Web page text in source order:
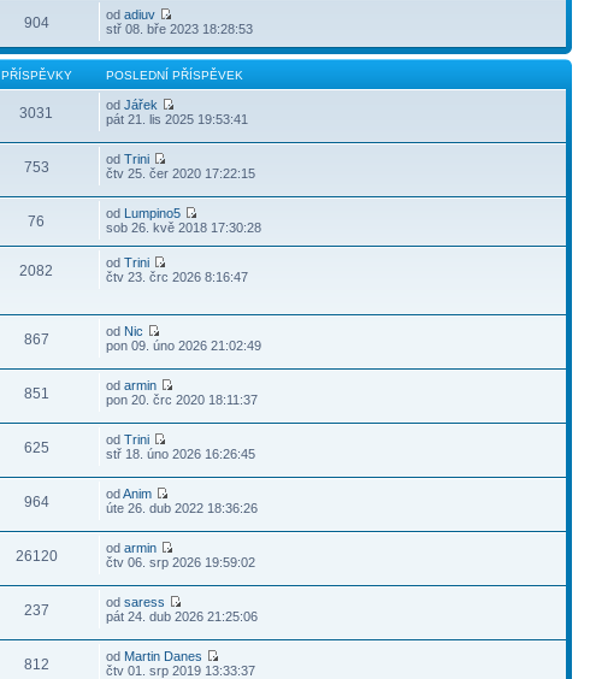
904 odadiuv
stř 08. bře 2023 18:28:53
PŘÍSPĚVKY POSLEDNÍ PŘÍSPĚVEK
3031 odJářek
pát 21. lis 2025 19:53:41
753 odTrini
čtv 25. čer 2020 17:22:15
76 od Lumpino5
sob 26. kvě 2018 17:30:28
2082 odTrini
čtv 23. črc 2026 8:16:47
867 od Nic
pon 09. úno 2026 21:02:49
851 odarmin
pon 20. črc 2020 18:11:37
625 odTrini
stř 18. úno 2026 16:26:45
964 odAnim
úte 26. dub 2022 18:36:26
26120 odarmin
čtv 06. srp 2026 19:59:02
237 odsaress
pát 24. dub 2026 21:25:06
812 od Martin Danes
čtv 01. srp 2019 13:33:37